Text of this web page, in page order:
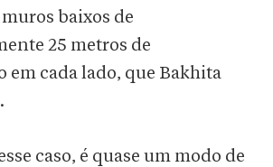
baixos de
25 metros de
em cada lado, que Bakhita
caso, é quase um modo de